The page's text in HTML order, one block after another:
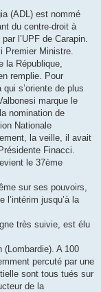
(ADL) est nommé
du centre-droit à
l’UPF de Carapin.
Premier Ministre.
la République,
remplie. Pour
s’oriente de plus
marque le
nomination de
Nationale
la veille, il avait
Finacci.
le 37ème
sur ses pouvoirs,
l’intérim jusqu’à la
très suivie, est élu
(Lombardie). A 100
percuté par une
sont tous tués sur
de la